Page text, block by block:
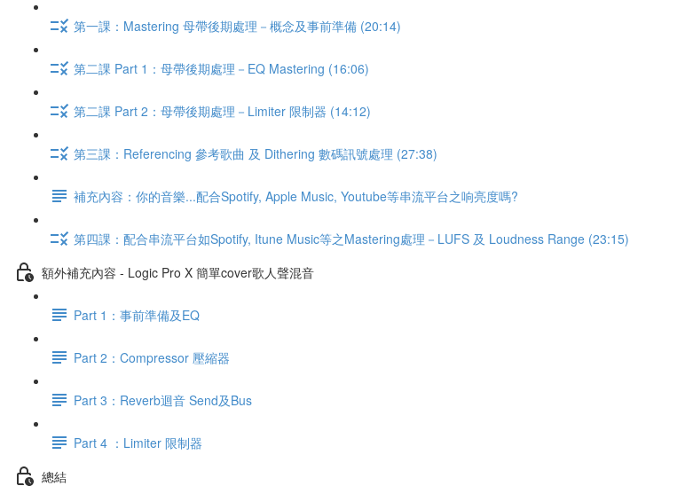
第一課：Mastering 母帶後期處理－概念及事前準備 (20:14)
第二課 Part 1：母帶後期處理－EQ Mastering (16:06)
第二課 Part 2：母帶後期處理－Limiter 限制器 (14:12)
第三課：Referencing 參考歌曲 及 Dithering 數碼訊號處理 (27:38)
補充內容：你的音樂...配合Spotify, Apple Music, Youtube等串流平台之响亮度嗎?
第四課：配合串流平台如Spotify, Itune Music等之Mastering處理－LUFS 及 Loudness Range (23:15)
額外補充內容 - Logic Pro X 簡單cover歌人聲混音
Part 1：事前準備及EQ
Part 2：Compressor 壓縮器
Part 3：Reverb迴音 Send及Bus
Part 4 ：Limiter 限制器
總結